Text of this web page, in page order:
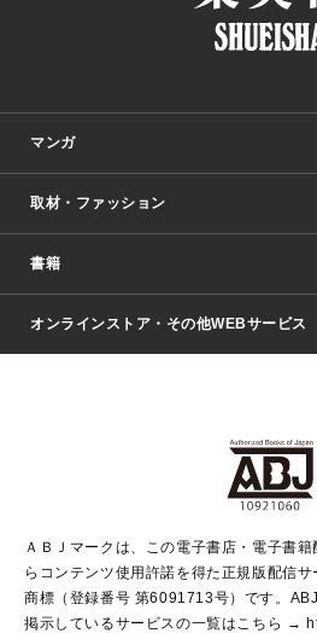
マンガ
少年マンガ
Vジャンプ
ジャンプルーキー！
ジャンプTOON
週刊ヤングジャンプ
ウルトラジャンプ
少女マンガ
リマコミ＋
マンガMeets
月刊オフィスユー
取材・ファッション
Seventeen
LEE
Marisol
芸能・情報・スポーツ
パラスポ＋！
書籍
文芸・文庫・総合
青春と読書
アジア人物史
集英社新書
集英社新書プラス
ライトノベル・ノベライズ
集英社Webマガジン Cobalt
集英社オレンジ文庫
シフォン文庫
集英社みらい文庫
S-KIDS.LAND
オンラインストア・その他WEBサービス
SHUEISHA MANGA-ART HERITAGE
HAPPY PLUS STORE
shueisha vox
EDITOR'S LAB
ＡＢＪマークは、この電子書店・電子書
らコンテンツ使用許諾を得た正規版配信
商標（登録番号 第6091713号）です。
掲示しているサービスの一覧はこちら →